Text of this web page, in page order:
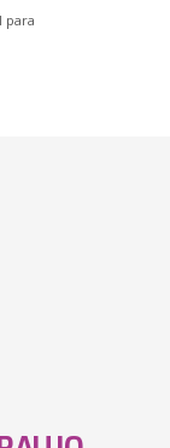
para